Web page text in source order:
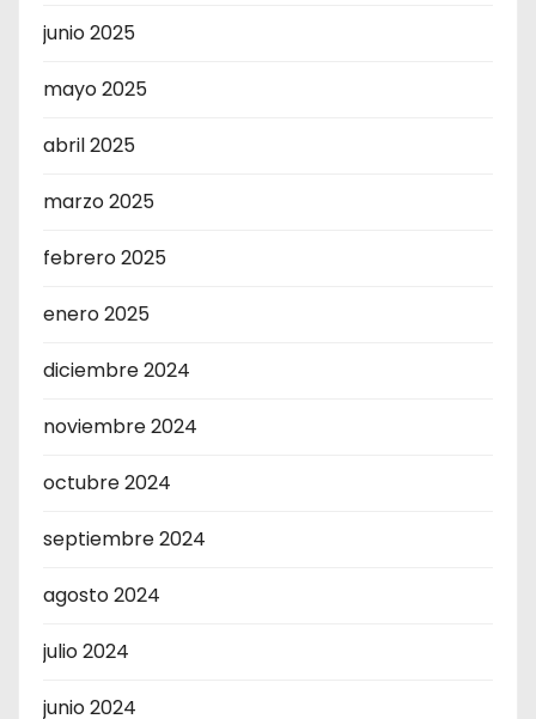
junio 2025
mayo 2025
abril 2025
marzo 2025
febrero 2025
enero 2025
diciembre 2024
noviembre 2024
octubre 2024
septiembre 2024
agosto 2024
julio 2024
junio 2024